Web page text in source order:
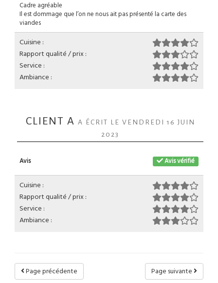
Cadre agréable
Il est dommage que l’on ne nous ait pas présenté la carte des
viandes
Cuisine :
Rapport qualité / prix :
Service :
Ambiance :
CLIENT A A ÉCRIT LE VENDREDI 16 JUIN
2023
Avis vérifié
Avis
Cuisine :
Rapport qualité / prix :
Service :
Ambiance :
Page suivante
Page précédente